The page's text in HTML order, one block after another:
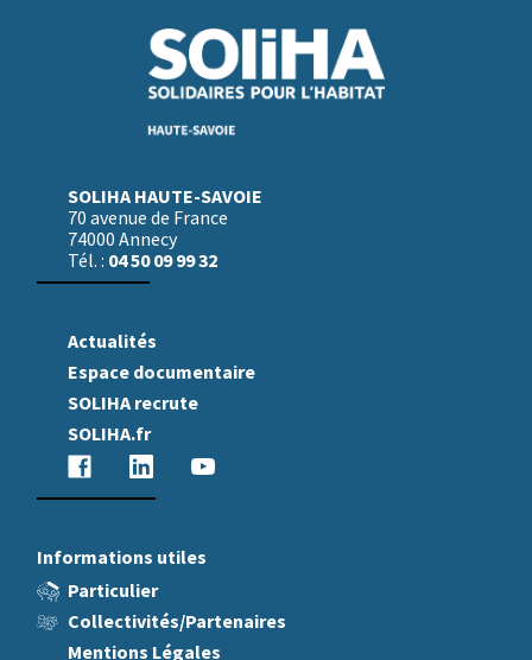
SOLIHA HAUTE-SAVOIE
70 avenue de France
74000 Annecy
Tél. : 04 50 09 99 32
Actualités
Espace documentaire
SOLIHA recrute
SOLIHA.fr
facebooklinkedinyoutube
Informations utiles
Particulier
Collectivités/Partenaires
Mentions Légales